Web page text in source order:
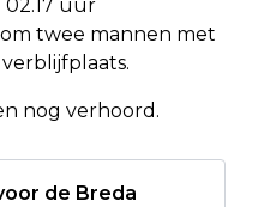
02.17 uur
twee mannen met
nog verhoord.
de Breda